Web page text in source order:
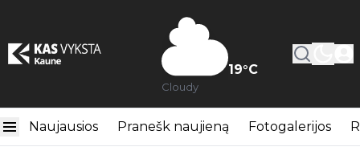
19°C
Cloudy
Naujausios Pranešk naujieną Fotogalerijos